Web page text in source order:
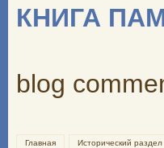
КНИГА
blog
Главная Исторический раздел